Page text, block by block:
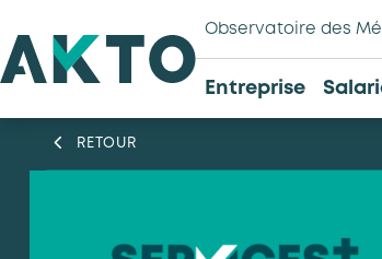
Observatoire des
Entreprise
RETOUR